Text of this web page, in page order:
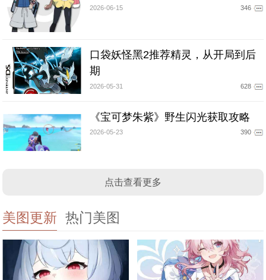
2026-06-15 346
口袋妖怪黑2推荐精灵，从开局到后
期
2026-05-31 628
《宝可梦朱紫》野生闪光获取攻略
2026-05-23 390
点击查看更多
美图更新 热门美图